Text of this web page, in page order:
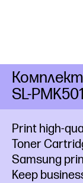
Print high-
Toner
Samsung
Keep
SL-